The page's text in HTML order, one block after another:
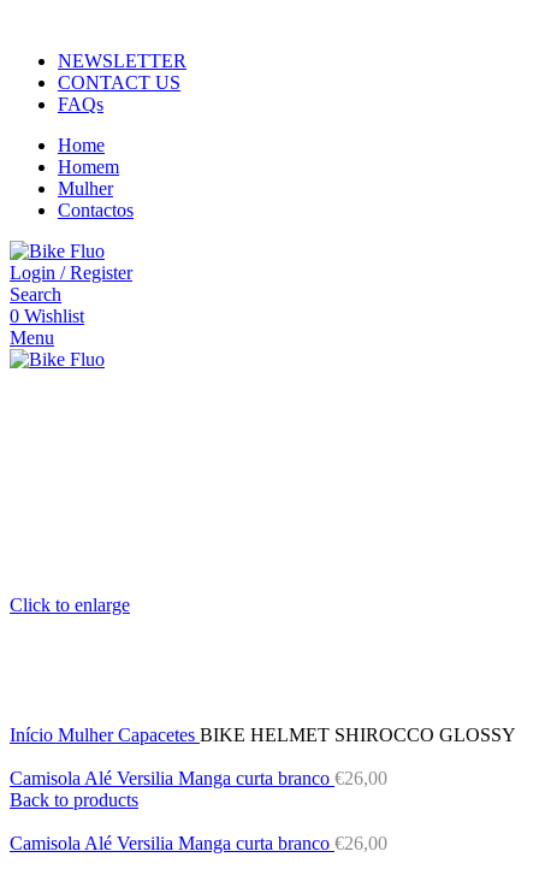
NEWSLETTER
CONTACT US
FAQs
Home
Homem
Mulher
Contactos
Login / Register
Search
0 Wishlist
Menu
Click to enlarge
Início MulherCapacetes BIKE HELMET SHIROCCO GLOSSY
Camisola Alé Versilia Manga curta branco €26,00
Back to products
Camisola Alé Versilia Manga curta branco €26,00